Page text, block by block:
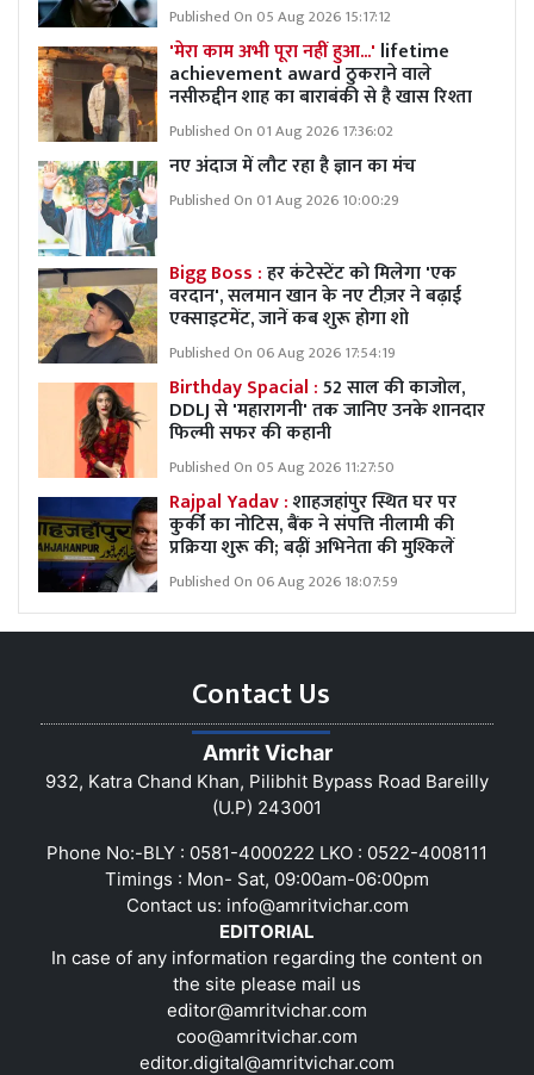
Published On 05 Aug 2026 15:17:12
'मेरा काम अभी पूरा नहीं हुआ...' lifetime
achievement award ठुकराने वाले
नसीरुद्दीन शाह का बाराबंकी से है खास रिश्ता
Published On 01 Aug 2026 17:36:02
नए अंदाज में लौट रहा है ज्ञान का मंच
Published On 01 Aug 2026 10:00:29
Bigg Boss :हर कंटेस्टेंट को मिलेगा 'एक
वरदान', सलमान खान के नए टीज़र ने बढ़ाई
एक्साइटमेंट, जानें कब शुरू होगा शो
Published On 06 Aug 2026 17:54:19
Birthday Spacial :52 साल की काजोल,
DDLJ से 'महारागनी' तक जानिए उनके शानदार
फिल्मी सफर की कहानी
Published On 05 Aug 2026 11:27:50
Rajpal Yadav :शाहजहांपुर स्थित घर पर
कुर्की का नोटिस, बैंक ने संपत्ति नीलामी की
प्रक्रिया शुरू की; बढ़ीं अभिनेता की मुश्किलें
Published On 06 Aug 2026 18:07:59
Contact Us
Amrit Vichar
932, Katra Chand Khan, Pilibhit Bypass Road Bareilly
(U.P) 243001
Phone No:-BLY : 0581-4000222 LKO : 0522-4008111
Timings : Mon- Sat, 09:00am-06:00pm
Contact us: info@amritvichar.com
EDITORIAL
In case of any information regarding the content on
the site please mail us
editor@amritvichar.com
coo@amritvichar.com
editor.digital@amritvichar.com